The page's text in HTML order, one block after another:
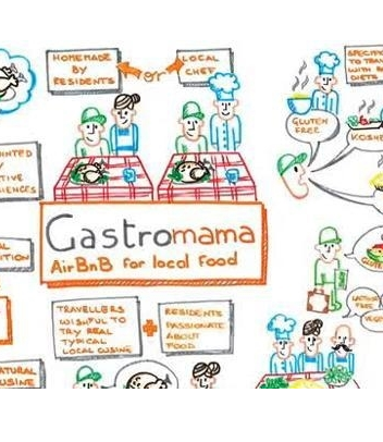
Z
I
O
N
E
P
R
I
N